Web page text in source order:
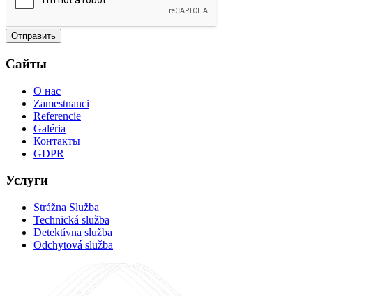
Отправить
Сайты
О нас
Zamestnanci
Referencie
Galéria
Контакты
GDPR
Услуги
Strážna Služba
Technická služba
Detektívna služba
Odchytová služba